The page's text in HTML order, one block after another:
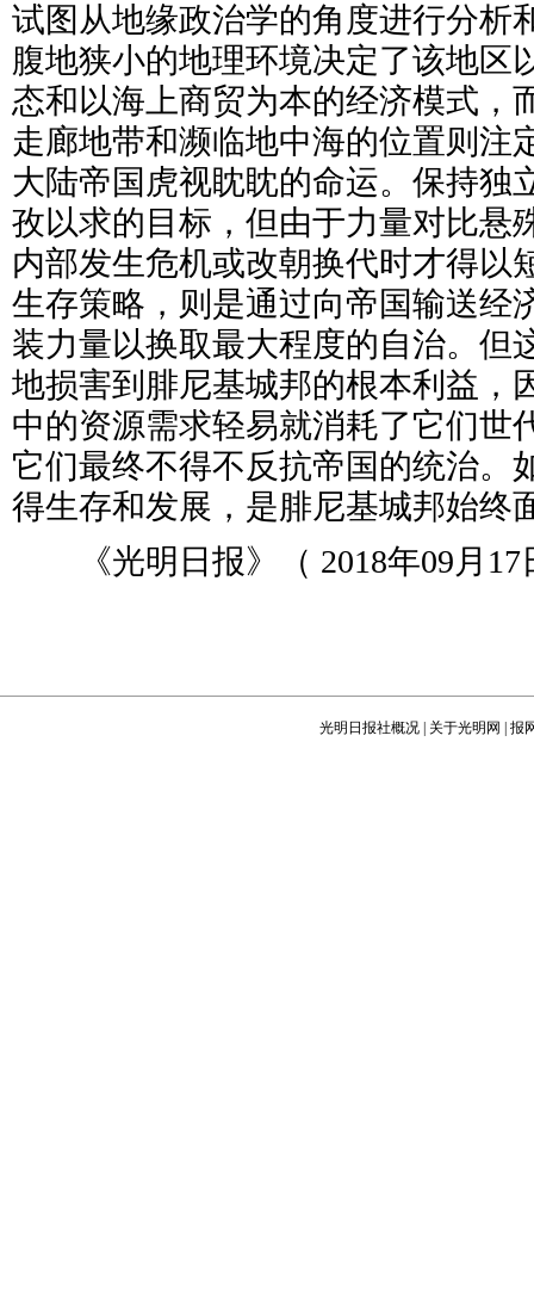
试图从地缘政治学的角度进行分析
腹地狭小的地理环境决定了该地区
态和以海上商贸为本的经济模式，
走廊地带和濒临地中海的位置则注
大陆帝国虎视眈眈的命运。保持独
孜以求的目标，但由于力量对比悬
内部发生危机或改朝换代时才得以
生存策略，则是通过向帝国输送经
装力量以换取最大程度的自治。但
地损害到腓尼基城邦的根本利益，
中的资源需求轻易就消耗了它们世
它们最终不得不反抗帝国的统治。
得生存和发展，是腓尼基城邦始终
《光明日报》（ 2018年09月17
光明日报社概况 关于光明网 报